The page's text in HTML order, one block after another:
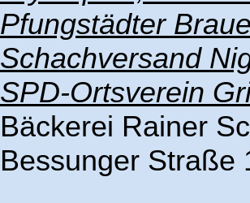
Pfungstädter
Schachversand
SPD-Ortsverein
Bäckerei Rainer
Bessunger Straße